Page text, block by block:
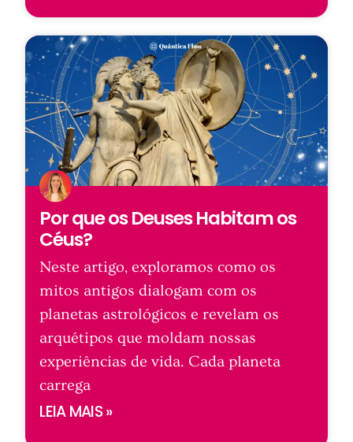
Por que os Deuses Habitam os
Céus?
Neste artigo, exploramos como os
mitos antigos dialogam com os
planetas astrológicos e revelam os
arquétipos que moldam nossas
experiências de vida. Cada planeta
carrega
LEIA MAIS »